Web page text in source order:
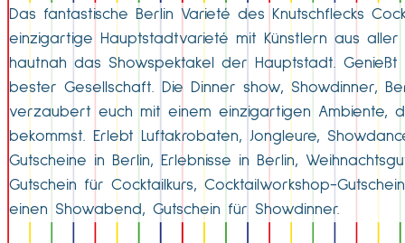
Das fantastische Berlin Varieté des Knutschflecks
einzigartige Hauptstadtvarieté mit Künstlern aus
hautnah das Showspektakel der Hauptstadt.
bester Gesellschaft. Die Dinner show, Showdinner,
verzaubert euch mit einem einzigartigen Ambiente,
bekommst. Erlebt Luftakrobaten, Jongleure,
Gutscheine in Berlin, Erlebnisse in Berlin,
Gutschein für Cocktailkurs, Cocktailworkshop-
einen Showabend, Gutschein für Showdinner.